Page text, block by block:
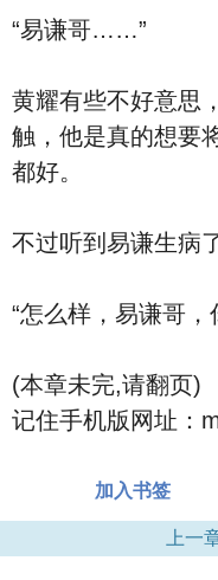
“易谦哥……”
黄耀有些不好意思
触，他是真的想要
都好。
不过听到易谦生病
“怎么样，易谦哥，
(本章未完,请翻页)
记住手机版网址：
加入书签
上一